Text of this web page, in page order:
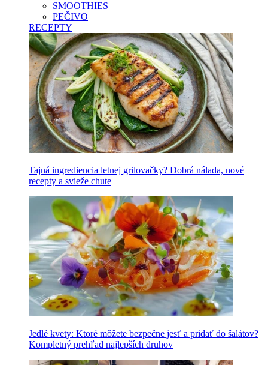
SMOOTHIES
PEČIVO
RECEPTY
Tajná ingrediencia letnej grilovačky? Dobrá nálada, nové
recepty a svieže chute
Jedlé kvety: Ktoré môžete bezpečne jesť a pridať do šalátov?
Kompletný prehľad najlepších druhov